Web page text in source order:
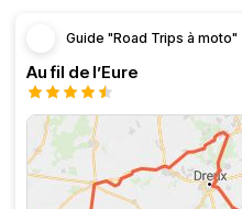
Guide "Road Trips à moto"
Au fil de l’Eure